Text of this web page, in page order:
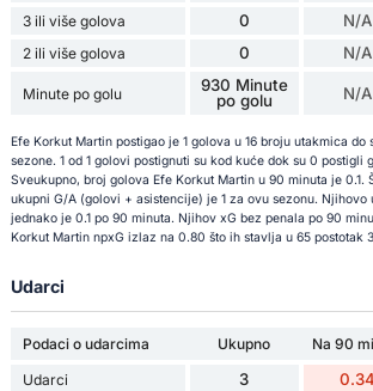
3 ili više golova 0 N/A
2 ili više golova 0 N/A
Minute po golu
930 Minute
po golu
N/A
Efe Korkut Martin postigao je 1 golova u 16 broju utakmica
sezone. 1 od 1 golovi postignuti su kod kuće dok su 0 postigli
Sveukupno, broj golova Efe Korkut Martin u 90 minuta je 0.1.
ukupni G/A (golovi + asistencije) je 1 za ovu sezonu. Njihovo
jednako je 0.1 po 90 minuta. Njihov xG bez penala po 90
Korkut Martin npxG izlaz na 0.80 što ih stavlja u 65 postotak
Udarci
Podaci o udarcima Ukupno Na 90
Udarci
3 0.34